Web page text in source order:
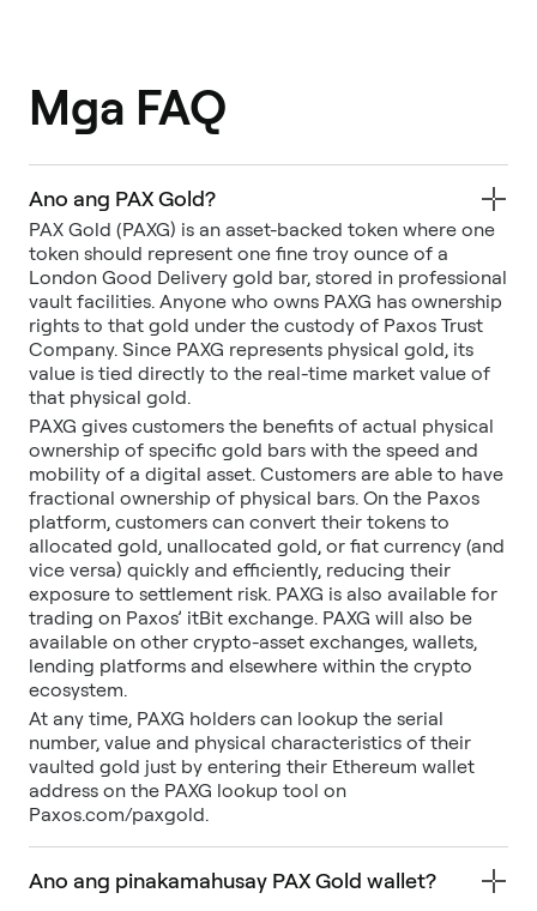
Mga FAQ
Ano ang PAX Gold?
PAX Gold (PAXG) is an asset-backed token where one
token should represent one fine troy ounce of a
London Good Delivery gold bar, stored in professional
vault facilities. Anyone who owns PAXG has ownership
rights to that gold under the custody of Paxos Trust
Company. Since PAXG represents physical gold, its
value is tied directly to the real-time market value of
that physical gold.
PAXG gives customers the benefits of actual physical
ownership of specific gold bars with the speed and
mobility of a digital asset. Customers are able to have
fractional ownership of physical bars. On the Paxos
platform, customers can convert their tokens to
allocated gold, unallocated gold, or fiat currency (and
vice versa) quickly and efficiently, reducing their
exposure to settlement risk. PAXG is also available for
trading on Paxos’ itBit exchange. PAXG will also be
available on other crypto-asset exchanges, wallets,
lending platforms and elsewhere within the crypto
ecosystem.
At any time, PAXG holders can lookup the serial
number, value and physical characteristics of their
vaulted gold just by entering their Ethereum wallet
address on the PAXG lookup tool on
Paxos.com/paxgold.
Ano ang pinakamahusay PAX Gold wallet?